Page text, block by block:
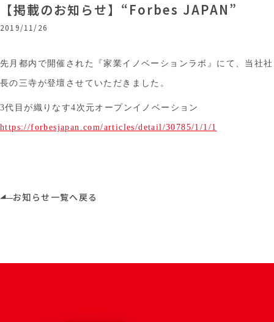
【掲載のお知らせ】“Forbes JAPAN”
2019/11/26
先月都内で開催された『家業イノベーションラボ』にて、当社社
長の三寺が登壇させていただきました。
3代目が織りなす4次元オープンイノベーション
https://forbesjapan.com/articles/detail/30785/1/1/1
お知らせ一覧へ戻る